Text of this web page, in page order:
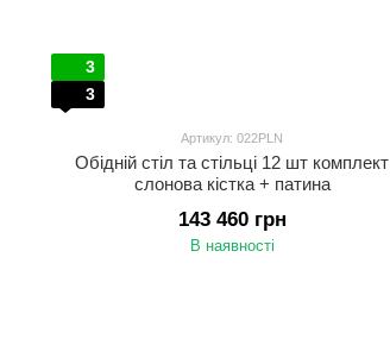
3
3
Артикул: 022PLN
Обідній стіл та стільці 12 шт комплект
слонова кістка + патина
143 460 грн
В наявності